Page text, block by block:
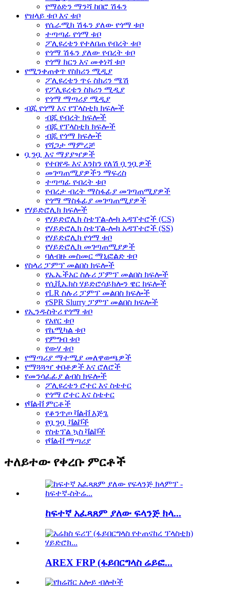
የማዕድን ማንሻ ከበሮ ሽፋን
የዝላይ ቱቦ እና ቱቦ
የሴራሚክ ሽፋን ያለው የጎማ ቱቦ
ተጣጣፊ የጎማ ቱቦ
ፖሊዩረቴን የተለበጠ የብረት ቱቦ
የጎማ ሽፋን ያለው የብረት ቱቦ
የጎማ ክርን እና መቀነሻ ቱቦ
የሚንቀጠቀጥ የስክሪን ሚዲያ
ፖሊዩረቴን ጥሩ ስክሪን ሜሽ
የፖሊዩረቴን ስክሪን ሚዲያ
የጎማ ማጣሪያ ሚዲያ
ብጁ የጎማ እና የፕላስቲክ ክፍሎች
ብጁ የብረት ክፍሎች
ብጁ የፕላስቲክ ክፍሎች
ብጁ የጎማ ክፍሎች
የሻጋታ ማምረቻ
ቧንቧ እና ማያያዣዎች
የተበየዱ እና እንከን የለሽ ቧንቧዎች
መገጣጠሚያዎችን ማፍረስ
ተጣጣፊ የብረት ቱቦ
የብረታ ብረት ማስፋፊያ መገጣጠሚያዎች
የጎማ ማስፋፊያ መገጣጠሚያዎች
የሃይድሮሊክ ክፍሎች
የሃይድሮሊክ ስቴፕል-ሎክ አዳፕተሮች (CS)
የሃይድሮሊክ ስቴፕል-ሎክ አዳፕተሮች (SS)
የሃይድሮሊክ የጎማ ቱቦ
የሃይድሮሊክ መገጣጠሚያዎች
ባለብዙ መስመር ማኒፎልድ ቱቦ
የስላሪ ፓምፕ መልበስ ክፍሎች
የኤኤችአር ስሉሪ ፓምፕ መልበስ ክፍሎች
የሲቪኤክስ ሃይድሮሳይክሎን ዌር ክፍሎች
የLR ስሉሪ ፓምፕ መልበስ ክፍሎች
የSPR Slurry ፓምፕ መልበስ ክፍሎች
የኢንዱስትሪ የጎማ ቱቦ
የአየር ቱቦ
የኬሚካል ቱቦ
የምግብ ቱቦ
የውሃ ቱቦ
የማጣሪያ ማተሚያ መለዋወጫዎች
የማጓጓዣ ቀበቶዎች እና ሮለሮች
የመንሳፈፊያ ልብስ ክፍሎች
ፖሊዩረቴን ሮተር እና ስቴተር
የጎማ ሮተር እና ስቴተር
የቫልቭ ምርቶች
የቆንጥጦ ቫልቭ እጅጌ
የቧንቧ ቫልቮች
የስቴፕል ኳስ ቫልቮች
የቫልቭ ማጣሪያ
ተለይተው የቀረቡ ምርቶች
ከፍተኛ አፈጻጸም ያለው ፍላንጅ ክላ...
AREX FRP (ፋይበርግላስ ሬይፎ...